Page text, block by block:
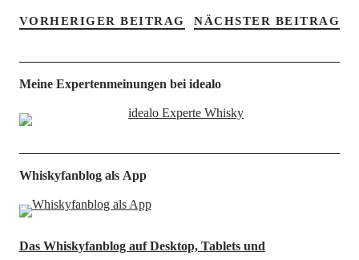
VORHERIGER BEITRAG NÄCHSTER BEITRAG
Meine Expertenmeinungen bei idealo
Whiskyfanblog als App
Das Whiskyfanblog auf Desktop, Tablets und